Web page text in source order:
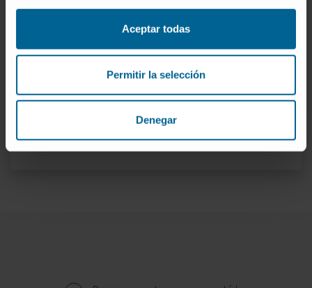
Aceptar todas
Permitir la selección
Denegar
Prix Meilleure Idée 2019
Référence en recherche biomédicale
World's Best Specialized Hospitals 2025
World’s Best Smart Hospitals - Newsweek [ES]